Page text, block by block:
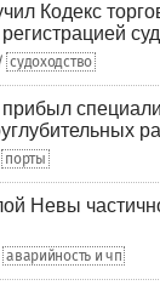
Кодекс
/ судоходство
прибыл
порты
Невы
аварийность и чп